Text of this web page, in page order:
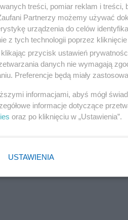
treści, pomiar reklam i treści,
Partnerzy możemy używać
urządzenia do celów
z tych technologii poprzez
przycisk ustawień
danych nie wymagają
Preferencje będą miały
informacjami, abyś mógł
informacje dotyczące
oraz po kliknięciu w „Ustawienia”.
USTAWIENIA